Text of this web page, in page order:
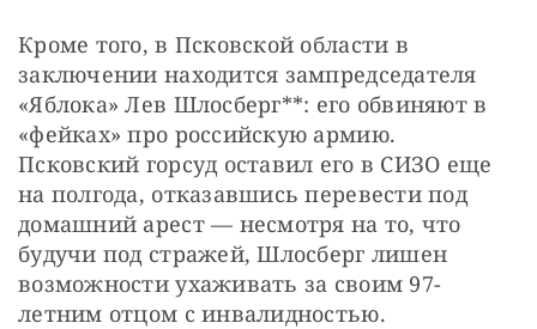
Кроме того, в Псковской области в
заключении находится зампредседателя
«Яблока» Лев Шлосберг**: его обвиняют в
«фейках» про российскую армию.
Псковский горсуд оставил его в СИЗО еще
на полгода, отказавшись перевести под
домашний арест — несмотря на то, что
будучи под стражей, Шлосберг лишен
возможности ухаживать за своим 97-
летним отцом с инвалидностью.